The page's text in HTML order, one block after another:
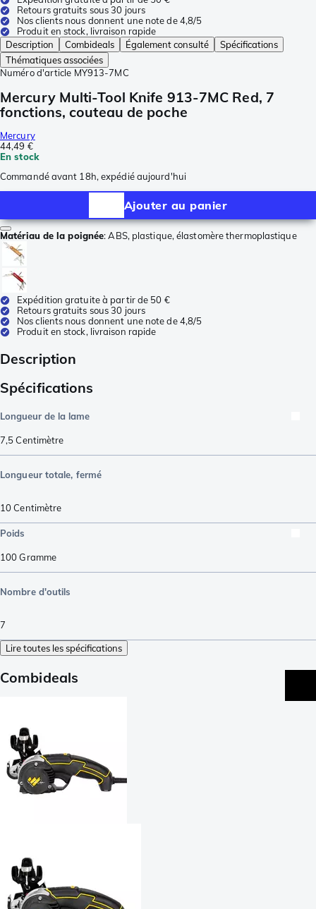
Retours gratuits sous 30 jours
Nos clients nous donnent une note de 4,8/5
Produit en stock, livraison rapide
Description
Combideals Également consulté
Spécifications
Thématiques associées
Numéro d'article MY913-7MC
Mercury Multi-Tool Knife 913-7MC Red, 7
fonctions, couteau de poche
Mercury
44,49 €
En stock
Commandé avant 18h, expédié aujourd'hui
Ajouter au panier
Matériau de la poignée:ABS, plastique, élastomère thermoplastique
Expédition gratuite à partir de 50 €
Retours gratuits sous 30 jours
Nos clients nous donnent une note de 4,8/5
Produit en stock, livraison rapide
Description
Spécifications
Longueur de la lame
7,5Centimètre
Longueur totale, fermé
10Centimètre
Poids
100Gramme
Nombre d'outils
7
Lire toutes les spécifications
Combideals